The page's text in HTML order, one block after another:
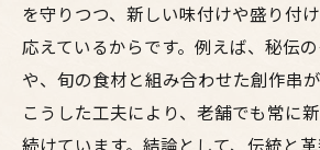
大阪焼鳥と居酒屋文化の魅
梅田の鳥料理で楽しむ大人
コスパ最強の焼鳥店で仲間
大阪老舗居酒屋で感じる焼
を守りつつ、新しい味付けや盛り付
応えているからです。例えば、秘伝
や、旬の食材と組み合わせた創作串が
こうした工夫により、老舗でも常に
続けています。結論として、伝統と